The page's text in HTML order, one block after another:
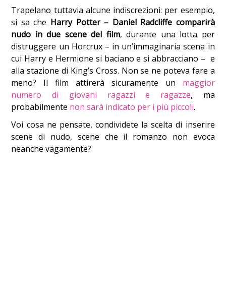
Trapelano tuttavia alcune indiscrezioni: per esempio,
si sa che Harry Potter – Daniel Radcliffe comparirà
nudo in due scene del film, durante una lotta per
distruggere un Horcrux – in un’immaginaria scena in
cui Harry e Hermione si baciano e si abbracciano – e
alla stazione di King’s Cross. Non se ne poteva fare a
meno? Il film attirerà sicuramente un maggior
numero di giovani ragazzi e ragazze, ma
probabilmente non sarà indicato per i più piccoli.
Voi cosa ne pensate, condividete la scelta di inserire
scene di nudo, scene che il romanzo non evoca
neanche vagamente?